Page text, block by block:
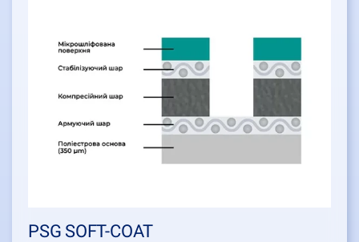
PSG SOFT-COAT